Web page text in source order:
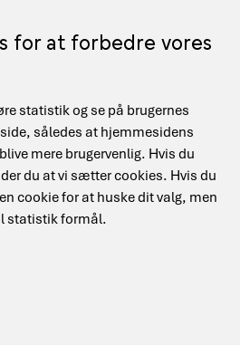
for at forbedre vores
statistik og se på brugernes
således at hjemmesidens
mere brugervenlig. Hvis du
du at vi sætter cookies. Hvis du
cookie for at huske dit valg, men
statistik formål.
EN
Projekter og samarbejder
medlem af EUDAT i
projektet som har til